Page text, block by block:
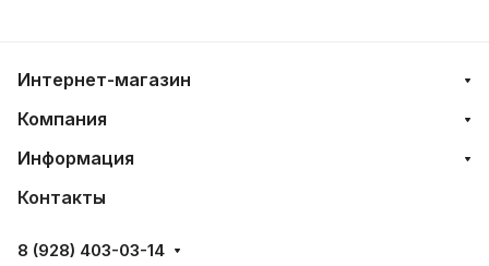
Интернет-магазин
Компания
Информация
Контакты
8 (928) 403-03-14